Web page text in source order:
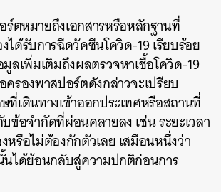
ตหมายถึงเอกสารหรือหลักฐานที่
ด้รับการฉีดวัคซีนโควิด-19 เรียบร้อย
ลเพิ่มเติมถึงผลตรวจหาเชื้อโควิด-19
รองพาสปอร์ตดังกล่าวจะเปรียบ
ที่เดินทางเข้าออกประเทศหรือสถานที่
ข้อจำกัดที่ผ่อนคลายลง เช่น ระยะเวลา
รือไม่ต้องกักตัวเลย เสมือนหนึ่งว่า
นได้ย้อนกลับสู่ความปกติก่อนการ